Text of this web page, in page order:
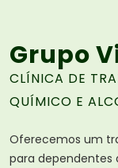
Grupo
CLÍNICA DE
QUÍMICO E
Oferecemos um
para dependentes